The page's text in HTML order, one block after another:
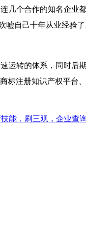
几个合作的知名企
自己十年从业经验
运转的体系，同时后
标注册知识产权平台
技能，刷三观，企业查